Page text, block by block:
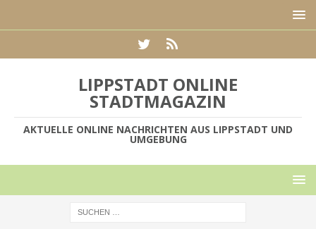
LIPPSTADT ONLINE
STADTMAGAZIN
AKTUELLE ONLINE NACHRICHTEN AUS LIPPSTADT UND
UMGEBUNG